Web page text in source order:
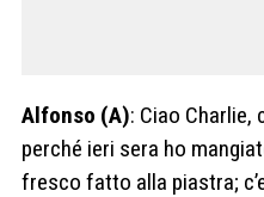
Alfonso (A): Ciao Charlie,
perché ieri sera ho
fresco fatto alla piastra;